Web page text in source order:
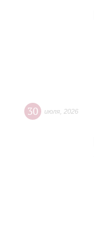
30 июля 2026